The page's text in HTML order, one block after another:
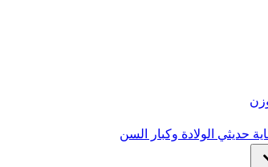
حديثي الولادة وكبار السن